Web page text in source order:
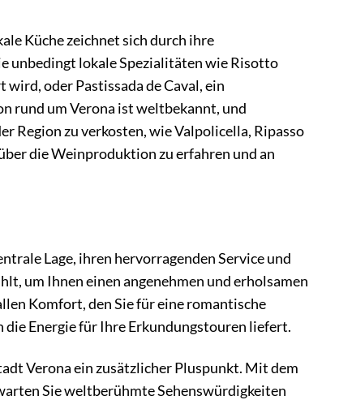
Küche zeichnet sich durch ihre
unbedingt lokale Spezialitäten wie Risotto
oder Pastissada de Caval, ein
rund um Verona ist weltbekannt, und
Region zu verkosten, wie Valpolicella, Ripasso
die Weinproduktion zu erfahren und an
Lage, ihren hervorragenden Service und
um Ihnen einen angenehmen und erholsamen
Komfort, den Sie für eine romantische
die Energie für Ihre Erkundungstouren liefert.
Verona ein zusätzlicher Pluspunkt. Mit dem
Sie weltberühmte Sehenswürdigkeiten